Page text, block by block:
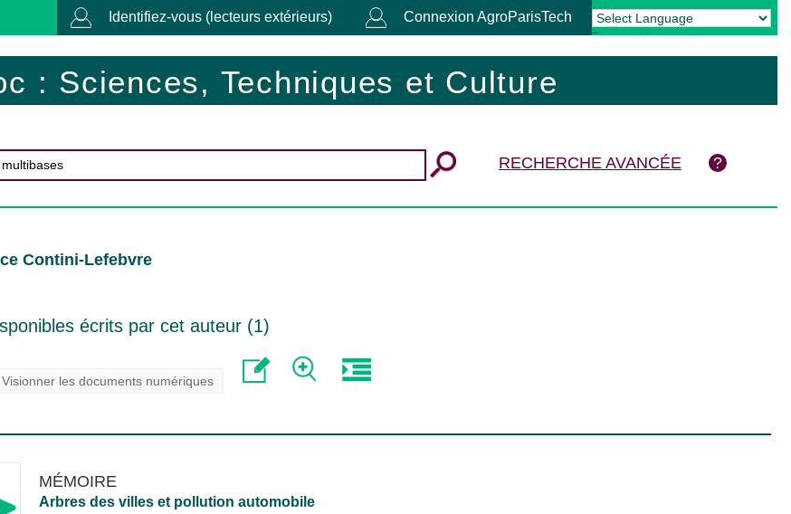
Identifiez-vous (lecteurs extérieurs) Connexion AgroParisTech
Powered by Translate
: Sciences, Techniques et Culture
RECHERCHE AVANCÉE
Contini-Lefebvre
écrits par cet auteur (1)
Visionner les documents numériques
MÉMOIRE
Arbres des villes et pollution automobile